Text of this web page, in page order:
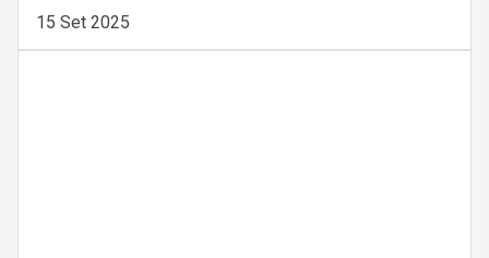
15 Set 2025